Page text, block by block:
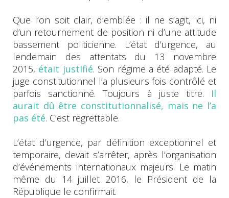
Que l’on soit clair, d’emblée : il ne s’agit, ici, ni
d’un retournement de position ni d’une attitude
bassement politicienne. L’état d’urgence, au
lendemain des attentats du 13 novembre
2015, était justifié. Son régime a été adapté. Le
juge constitutionnel l’a plusieurs fois contrôlé et
parfois sanctionné. Toujours à juste titre. Il
aurait dû être constitutionnalisé, mais ne l’a
pas été. C’est regrettable.
L’état d’urgence, par définition exceptionnel et
temporaire, devait s’arrêter, après l’organisation
d’événements internationaux majeurs. Le matin
même du 14 juillet 2016, le Président de la
République le confirmait.